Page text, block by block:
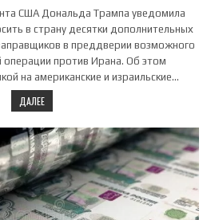
США Дональда Трампа уведомила
в страну десятки дополнительных
в преддверии возможного
против Ирана. Об этом
на американские и израильские…
ДАЛЕЕ